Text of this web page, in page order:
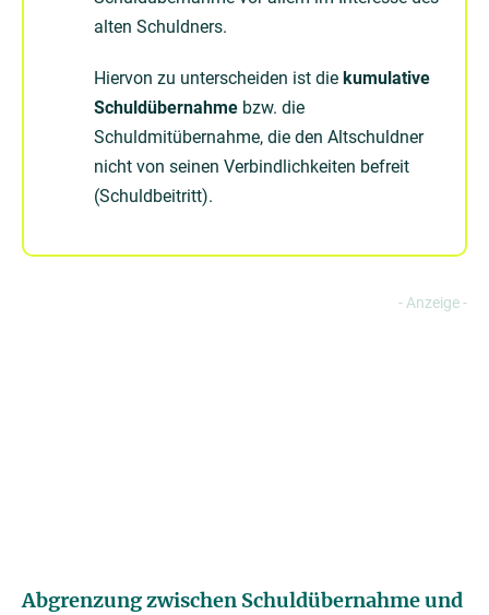
alten Schuldners.
Hiervon zu unterscheiden ist die kumulative
Schuldübernahme bzw. die
Schuldmitübernahme, die den Altschuldner
nicht von seinen Verbindlichkeiten befreit
(Schuldbeitritt).
Abgrenzung zwischen Schuldübernahme und